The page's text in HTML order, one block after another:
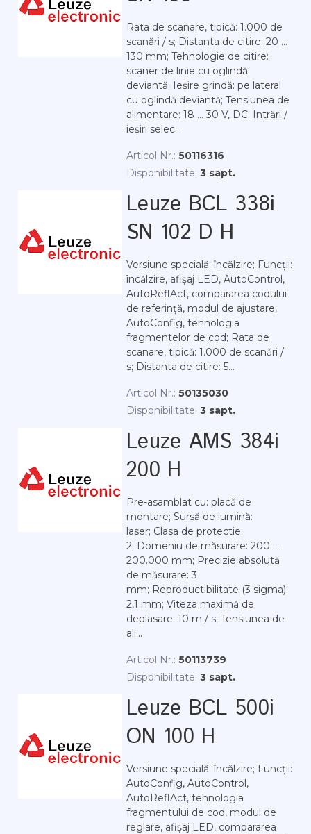
Rata de scanare, tipică: 1.000 de
scanări / s; Distanta de citire: 20 ...
130 mm; Tehnologie de citire:
scaner de linie cu oglindă
deviantă; Ieșire grindă: pe lateral
cu oglindă deviantă; Tensiunea de
alimentare: 18 ... 30 V, DC; Intrări /
ieșiri selec...
Articol Nr.: 50116316
Disponibilitate: 3 sapt.
Leuze BCL 338i
SN 102 D H
Versiune specială: încălzire; Funcții:
încălzire, afișaj LED, AutoControl,
AutoReflAct, compararea codului
de referință, modul de ajustare,
AutoConfig, tehnologia
fragmentelor de cod; Rata de
scanare, tipică: 1.000 de scanări /
s; Distanta de citire: 5...
Articol Nr.: 50135030
Disponibilitate: 3 sapt.
Leuze AMS 384i
200 H
Pre-asamblat cu: placă de
montare; Sursă de lumină:
laser; Clasa de protectie:
2; Domeniu de măsurare: 200 ...
200.000 mm; Precizie absolută
de măsurare: 3
mm; Reproductibilitate (3 sigma):
2,1 mm; Viteza maximă de
deplasare: 10 m / s; Tensiunea de
ali...
Articol Nr.: 50113739
Disponibilitate: 3 sapt.
Leuze BCL 500i
ON 100 H
Versiune specială: încălzire; Funcții:
AutoConfig, AutoControl,
AutoReflAct, tehnologia
fragmentului de cod, modul de
reglare, afișaj LED, compararea